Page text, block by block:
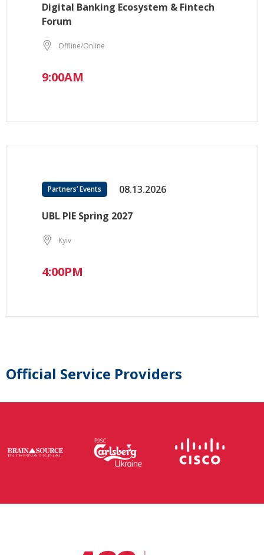
Digital Banking Ecosystem & Fintech
Forum
Offline/Online
9:00AM
Partners’ Events 08.13.2026
UBL PIE Spring 2027
Kyiv
4:00PM
Official Service Providers